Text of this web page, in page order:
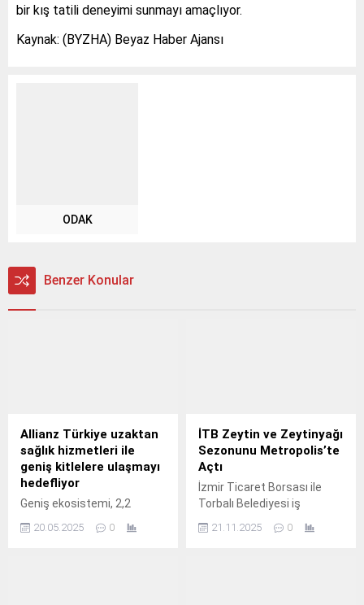
bir kış tatili deneyimi sunmayı amaçlıyor.
Kaynak: (BYZHA) Beyaz Haber Ajansı
ODAK
Benzer Konular
Allianz Türkiye uzaktan
sağlık hizmetleri ile
geniş kitlelere ulaşmayı
hedefliyor
Geniş ekosistemi, 2,2
uçtan uca dijital, yenilikçi
20.05.2025 0
İTB Zeytin ve Zeytinyağı
Sezonunu Metropolis’te
Açtı
İzmir Ticaret Borsası ile
Torbalı Belediyesi iş
Kenti’nde düzenlenen
21.11.2025 0